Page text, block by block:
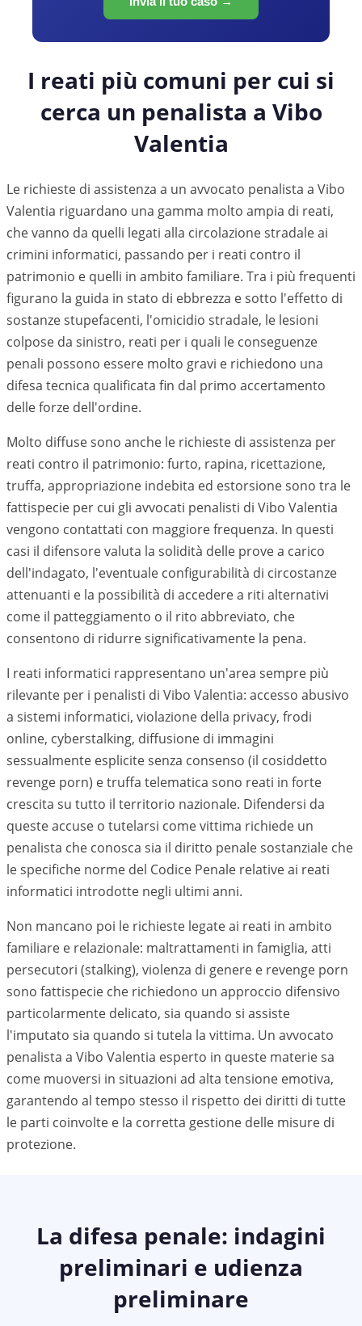
I reati più comuni per cui si
cerca un penalista a Vibo
Valentia
Le richieste di assistenza a un avvocato penalista a Vibo
Valentia riguardano una gamma molto ampia di reati,
che vanno da quelli legati alla circolazione stradale ai
crimini informatici, passando per i reati contro il
patrimonio e quelli in ambito familiare. Tra i più frequenti
figurano la guida in stato di ebbrezza e sotto l'effetto di
sostanze stupefacenti, l'omicidio stradale, le lesioni
colpose da sinistro, reati per i quali le conseguenze
penali possono essere molto gravi e richiedono una
difesa tecnica qualificata fin dal primo accertamento
delle forze dell'ordine.
Molto diffuse sono anche le richieste di assistenza per
reati contro il patrimonio: furto, rapina, ricettazione,
truffa, appropriazione indebita ed estorsione sono tra le
fattispecie per cui gli avvocati penalisti di Vibo Valentia
vengono contattati con maggiore frequenza. In questi
casi il difensore valuta la solidità delle prove a carico
dell'indagato, l'eventuale configurabilità di circostanze
attenuanti e la possibilità di accedere a riti alternativi
come il patteggiamento o il rito abbreviato, che
consentono di ridurre significativamente la pena.
I reati informatici rappresentano un'area sempre più
rilevante per i penalisti di Vibo Valentia: accesso abusivo
a sistemi informatici, violazione della privacy, frodi
online, cyberstalking, diffusione di immagini
sessualmente esplicite senza consenso (il cosiddetto
revenge porn) e truffa telematica sono reati in forte
crescita su tutto il territorio nazionale. Difendersi da
queste accuse o tutelarsi come vittima richiede un
penalista che conosca sia il diritto penale sostanziale che
le specifiche norme del Codice Penale relative ai reati
informatici introdotte negli ultimi anni.
Non mancano poi le richieste legate ai reati in ambito
familiare e relazionale: maltrattamenti in famiglia, atti
persecutori (stalking), violenza di genere e revenge porn
sono fattispecie che richiedono un approccio difensivo
particolarmente delicato, sia quando si assiste
l'imputato sia quando si tutela la vittima. Un avvocato
penalista a Vibo Valentia esperto in queste materie sa
come muoversi in situazioni ad alta tensione emotiva,
garantendo al tempo stesso il rispetto dei diritti di tutte
le parti coinvolte e la corretta gestione delle misure di
protezione.
La difesa penale: indagini
preliminari e udienza
preliminare